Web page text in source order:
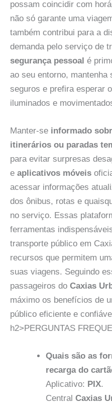
possam coincidir com
não só garante uma
também contribui para a
demanda pelo serviço de
segurança pessoal é
ao seu entorno,
seguros e prefira esperar
iluminados e
Manter-se informado
itinerários ou paradas
para evitar surpresas
e aplicativos móveis
acessar informações
dos ônibus, rotas e
no serviço. Essas
ferramentas
transporte público em
recursos que permitem
suas viagens. Seguindo
passageiros do Caxias
máximo os benefícios de
público eficiente e
h2>PERGUNTAS
Quais são as
recarga do
Aplicativo: PIX.
Central Caxias